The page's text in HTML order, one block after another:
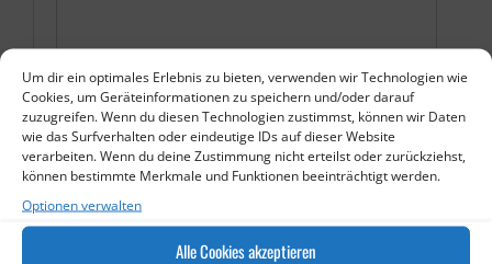
Um dir ein optimales Erlebnis zu bieten, verwenden wir Technologien wie
Cookies, um Geräteinformationen zu speichern und/oder darauf
zuzugreifen. Wenn du diesen Technologien zustimmst, können wir Daten
wie das Surfverhalten oder eindeutige IDs auf dieser Website
verarbeiten. Wenn du deine Zustimmung nicht erteilst oder zurückziehst,
können bestimmte Merkmale und Funktionen beeinträchtigt werden.
Optionen verwalten
Alle Cookies akzeptieren